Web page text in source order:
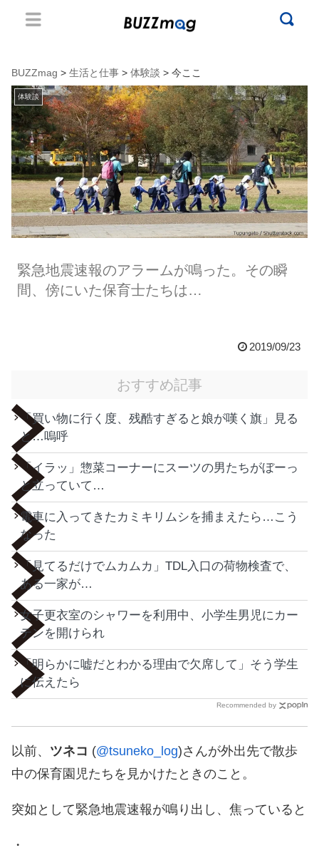
BUZZmag > 生活と仕事 > 体験談 > 今ここ
体験談
緊急地震速報のアラームが鳴った。その瞬
間、傍にいた保育士たちは…
2019/09/23
おすすめ記事
「買い物に行く度、残酷すぎると娘が嘆く旗」見る
と…嗚呼
「イラッ」惣菜コーナーにスーツの男たちがぼーっ
と立っていて…
電車に入ってきたカミキリムシを捕まえたら…こう
なった
「見てるだけでムカムカ」TDL入口の荷物検査で、
ある一家が…
女子更衣室のシャワーを利用中、小学生男児にカー
テンを開けられ
「明らかに嘘だとわかる理由で欠席して」そう学生
に伝えたら
Recommended by
以前、 ツネコ (@tsuneko_log)さんが外出先で散歩
中の保育園児たちを見かけたときのこと。
突如として緊急地震速報が鳴り出し、焦っていると
・